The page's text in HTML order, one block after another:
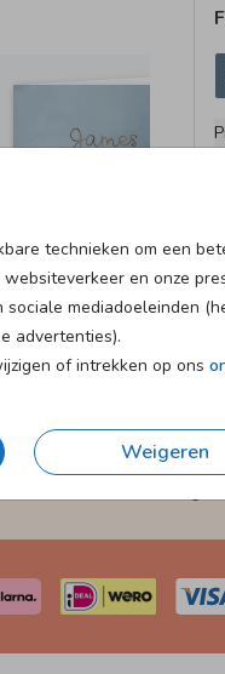
technieken om een
en onze
mediadoeleinden
advertenties).
of intrekken op ons
Weigeren
Verzending in 1-2